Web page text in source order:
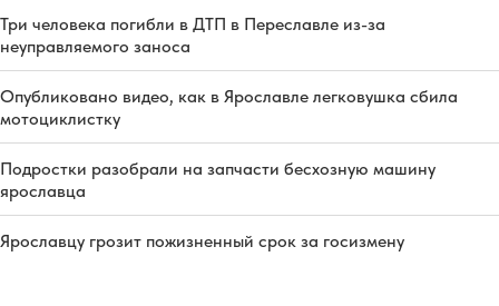
Три человека погибли в ДТП в Переславле из-за
неуправляемого заноса
Опубликовано видео, как в Ярославле легковушка сбила
мотоциклистку
Подростки разобрали на запчасти бесхозную машину
ярославца
Ярославцу грозит пожизненный срок за госизмену